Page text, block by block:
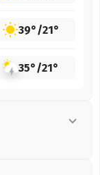
39°/21°
35°/21°